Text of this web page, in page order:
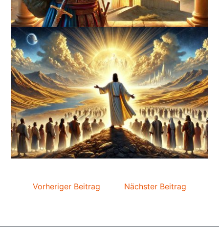
Vorheriger Beitrag Nächster Beitrag